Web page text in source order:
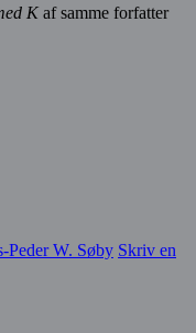
K af samme forfatter
Peder W. Søby Skriv en